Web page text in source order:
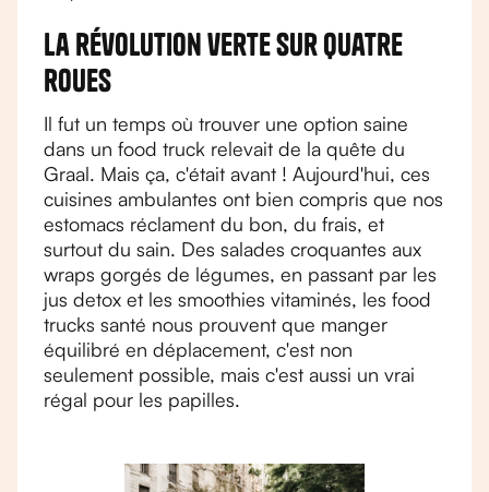
La révolution verte sur quatre
roues
Il fut un temps où trouver une option saine
dans un food truck relevait de la quête du
Graal. Mais ça, c'était avant ! Aujourd'hui, ces
cuisines ambulantes ont bien compris que nos
estomacs réclament du bon, du frais, et
surtout du sain. Des salades croquantes aux
wraps gorgés de légumes, en passant par les
jus detox et les smoothies vitaminés, les food
trucks santé nous prouvent que manger
équilibré en déplacement, c'est non
seulement possible, mais c'est aussi un vrai
régal pour les papilles.